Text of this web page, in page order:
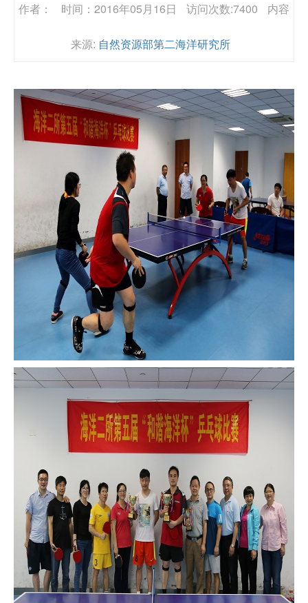
作者： 时间：2016年05月16日 访问次数:7400 内容
来源: 自然资源部第二海洋研究所